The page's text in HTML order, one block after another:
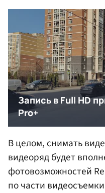
В целом, снимать
видеоряд будет
фотовозможностей
по части